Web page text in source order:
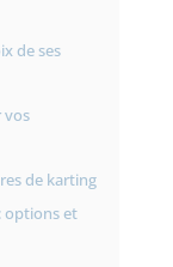
de ses
vos
de karting
options et